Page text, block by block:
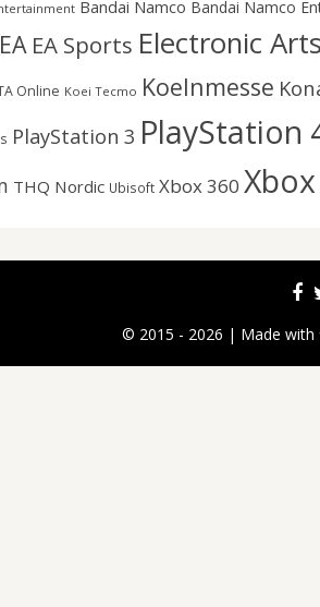
Bandai Namco Bandai Namco
EA EA Sports Electronic
Online Koei Tecmo Koelnmesse
PlayStation 3 PlayStation
THQ Nordic Ubisoft Xbox 360
© 2015 - 2026 | Made